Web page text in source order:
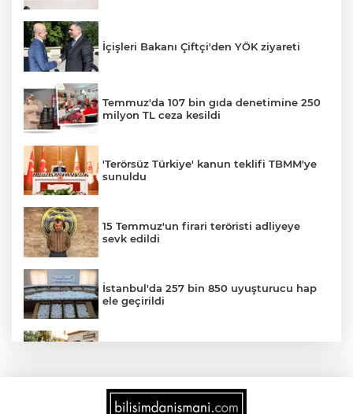
İçişleri Bakanı Çiftçi'den YÖK ziyareti
Temmuz'da 107 bin gıda denetimine 250
milyon TL ceza kesildi
'Terörsüz Türkiye' kanun teklifi TBMM'ye
sunuldu
15 Temmuz'un firari teröristi adliyeye
sevk edildi
İstanbul'da 257 bin 850 uyuşturucu hap
ele geçirildi
Türkiye internete bağlandı! Her 10